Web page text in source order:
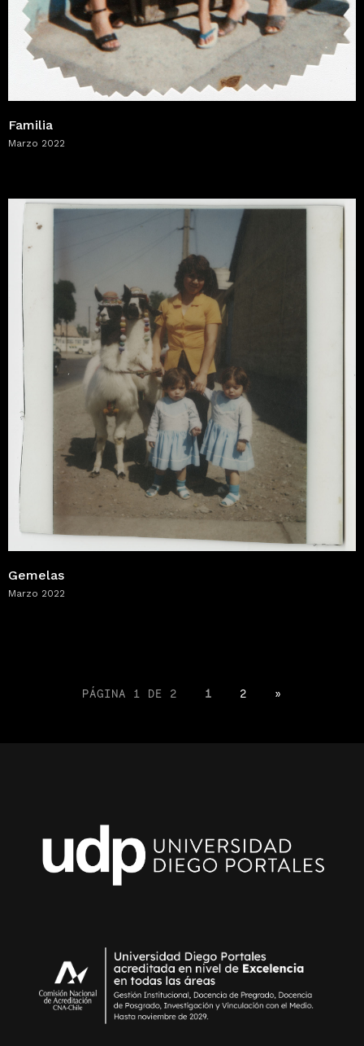
Familia
Marzo 2022
Gemelas
Marzo 2022
PÁGINA 1 DE 2 1 2 »